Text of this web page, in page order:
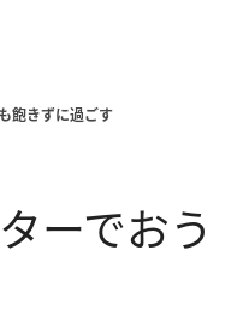
飽きずに過ごす
ーでおう